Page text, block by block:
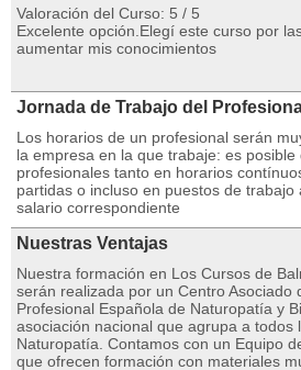
Valoración del Curso: 5 / 5
Excelente opción.Elegí este curso por
aumentar mis conocimientos
Jornada de Trabajo del
Los horarios de un profesional serán
la empresa en la que trabaje: es
profesionales tanto en horarios
partidas o incluso en puestos de
salario correspondiente
Nuestras Ventajas
Nuestra formación en Los Cursos de
serán realizada por un Centro Asociado
Profesional Española de Naturopatía y
asociación nacional que agrupa a todos
Naturopatía. Contamos con un Equipo
que ofrecen formación con materiales